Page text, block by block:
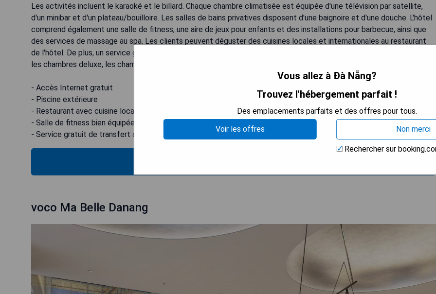
Les activités incluent le karaoké et le billard. Chaque chambre climatisée est équipée d'une télévision par satellite,
d'un minibar et d'un plateau/bouilloire. Les salles de bains privatives disposent d'une baignoire et d'une douche. L'hôtel
comprend également une salle de fitness, une aire de jeux pour enfants et des installations pour barbecue, ainsi que
des services de massage au spa. Les clients peuvent déguster des cuisines locales et internationales au restaurant
de l'hôtel. De plus, un service gratuit de transfert aéroport simple est proposé pour tous les clients séjournant dans
les chambres deluxe, les chambres deluxe premier et les suites.
- Accès Internet gratuit
- Piscine extérieure
- Restaurant avec cuisine locale et internationale
- Salle de fitness bien équipée
- Service gratuit de transfert aéroport pour certaines catégories de chambres
voco Ma Belle Danang
Vous allez à Đà Nẵng?
Trouvez l'hébergement parfait !
Des emplacements parfaits et des offres pour tous.
Voir les offres
Non merci
Rechercher sur